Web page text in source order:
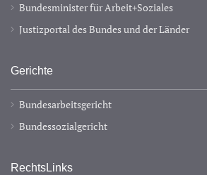
Bundesminister für Arbeit+Soziales
Justizportal des Bundes und der Länder
Gerichte
Bundesarbeitsgericht
Bundessozialgericht
RechtsLinks